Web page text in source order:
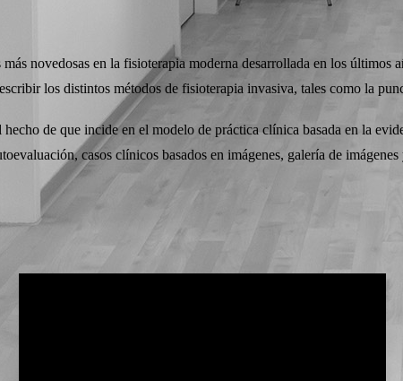
novedosas en la fisioterapia moderna desarrollada en los últimos
los distintos métodos de fisioterapia invasiva, tales como la
de que incide en el modelo de práctica clínica basada en la
casos clínicos basados en imágenes, galería de